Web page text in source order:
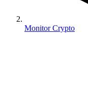
Monitor Crypto